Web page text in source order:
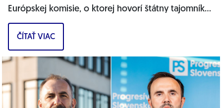
Európskej komisie, o ktorej hovorí štátny tajomník
MŽP Filip Kuffa. Môžem jednoznačne...
ČÍTAŤ VIAC